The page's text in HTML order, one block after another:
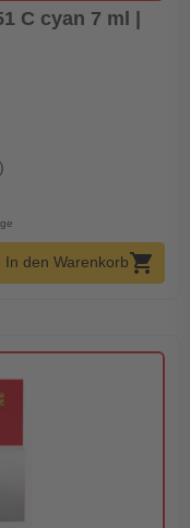
C cyan 7 ml |
Menge
In den Warenkorbshopping_cart